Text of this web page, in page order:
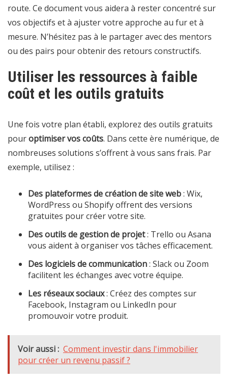
route. Ce document vous aidera à rester concentré sur
vos objectifs et à ajuster votre approche au fur et à
mesure. N’hésitez pas à le partager avec des mentors
ou des pairs pour obtenir des retours constructifs.
Utiliser les ressources à faible
coût et les outils gratuits
Une fois votre plan établi, explorez des outils gratuits
pouroptimiser vos coûts. Dans cette ère numérique, de
nombreuses solutions s’offrent à vous sans frais. Par
exemple, utilisez :
Des plateformes de création de site web: Wix,
WordPress ou Shopify offrent des versions
gratuites pour créer votre site.
Des outils de gestion de projet: Trello ou Asana
vous aident à organiser vos tâches efficacement.
Des logiciels de communication: Slack ou Zoom
facilitent les échanges avec votre équipe.
Les réseaux sociaux: Créez des comptes sur
Facebook, Instagram ou LinkedIn pour
promouvoir votre produit.
Voir aussi : Comment investir dans l'immobilier
pour créer un revenu passif ?